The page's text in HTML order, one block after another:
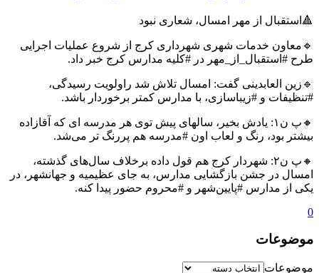
🔺استقبال از مهر امسال، شعاری نبود
🔹معاون خدمات شهری شهرداری کرج از شروع عملیات اجرایی
طرح #استقبال_از_مهر در #کلیه مدارس کرج خبر داد.
🔹زین العابدینی گفت: امسال تلاش شد راولویت رسیدگی،
#تنظیفات و #زیباسازی، با مدارس کمتر برخوردار باشد.
🔸پ ن۱: یادش بخیر، سالهای پیش توی هر مدرسه ای که آقازاده
بیشتر بود، رنگ و لعاب اون #مدرسه هم پررنگ تر می‌شد.
🔸پ ن۲: شهردار کرج هم قول داده برخلاف سال‌های گذشته،
امسال در جشن بازگشایی مدارس، به جای عظیمیه و جهانشهر، در
یکی از مدارس #پایین‌شهر و #محروم حضور پیدا کنه.
0
موضوعات
موضوعات